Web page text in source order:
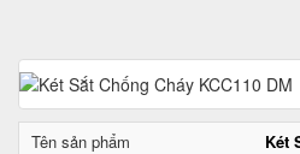
Tên sản phẩm
Két